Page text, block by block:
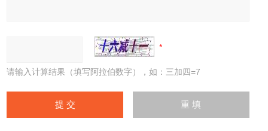
请输入计算结果（填写阿拉伯数字），如：三加四=7